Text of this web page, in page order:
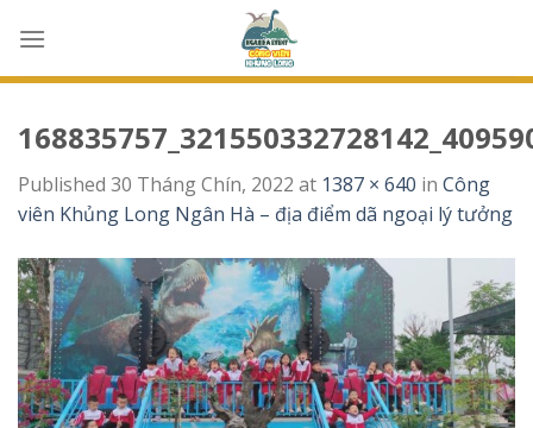
content
Published 30 Tháng Chín, 2022 at 1387 × 640 in Công
viên Khủng Long Ngân Hà – địa điểm dã ngoại lý tưởng